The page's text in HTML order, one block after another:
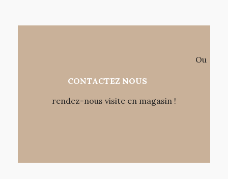
CONTACTEZ NOUS
Ou
rendez-nous visite en magasin !